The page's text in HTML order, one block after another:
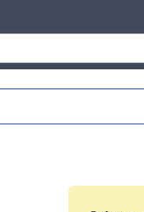
пожарной